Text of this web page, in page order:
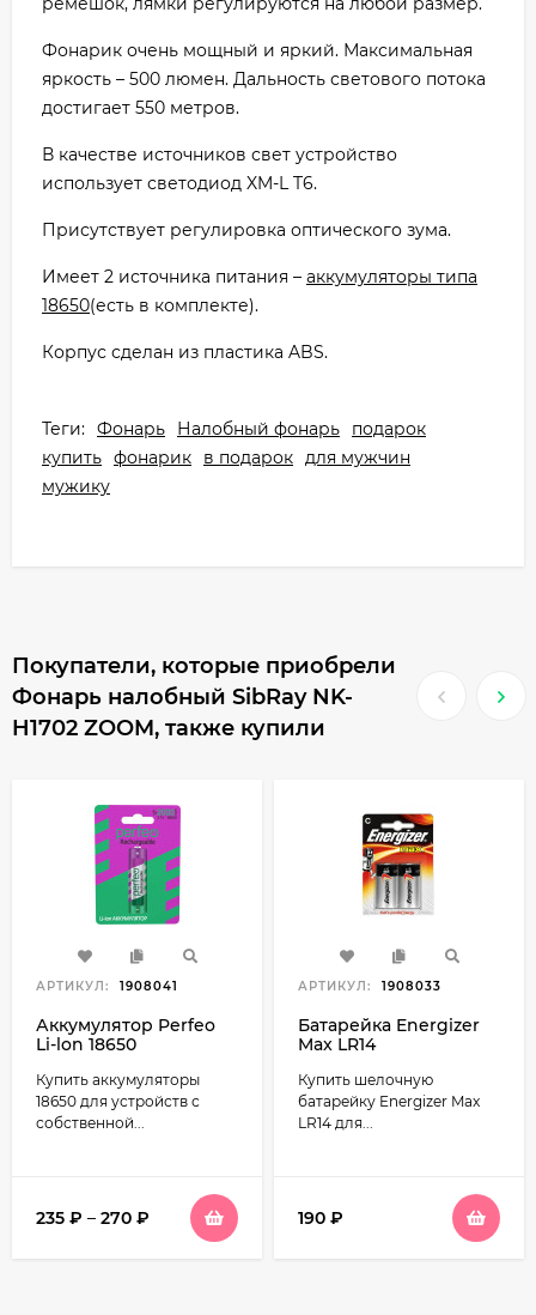
Фонарик очень мощный и яркий. Максимальная
яркость – 500 люмен. Дальность светового потока
достигает 550 метров.
В качестве источников свет устройство
использует светодиод XM-L T6.
Присутствует регулировка оптического зума.
Имеет 2 источника питания – аккумуляторы типа
18650(есть в комплекте).
Корпус сделан из пластика ABS.
Теги: Фонарь Налобный фонарь
подарок
купить фонарик в подарок для мужчин
мужику
Покупатели, которые приобрели
Фонарь налобный SibRay NK-
H1702 ZOOM, также купили
АРТИКУЛ: 1908041
Аккумулятор Perfeo
Li-lon 18650
Купить аккумуляторы
18650 для устройств с
собственной...
235 ₽ – 270 ₽
АРТИКУЛ: 1908033
Батарейка Energizer
Max LR14
Купить шелочную
батарейку Energizer Max
LR14 для...
190 ₽